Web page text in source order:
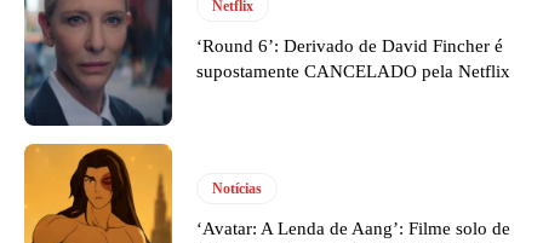
Netflix
‘Round 6’: Derivado de David Fincher é
supostamente CANCELADO pela Netflix
Notícias
‘Avatar: A Lenda de Aang’: Filme solo de